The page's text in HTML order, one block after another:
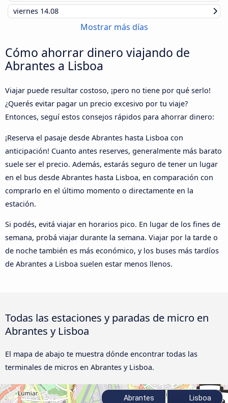
viernes 14.08
Mostrar más días
Cómo ahorrar dinero viajando de
Abrantes a Lisboa
Viajar puede resultar costoso, ¡pero no tiene por qué serlo!
¿Querés evitar pagar un precio excesivo por tu viaje?
Entonces, seguí estos consejos rápidos para ahorrar dinero:
¡Reserva el pasaje desde Abrantes hasta Lisboa con
anticipación! Cuanto antes reserves, generalmente más barato
suele ser el precio. Además, estarás seguro de tener un lugar
en el bus desde Abrantes hasta Lisboa, en comparación con
comprarlo en el último momento o directamente en la
estación.
Si podés, evitá viajar en horarios pico. En lugar de los fines de
semana, probá viajar durante la semana. Viajar por la tarde o
de noche también es más económico, y los buses más tardíos
de Abrantes a Lisboa suelen estar menos llenos.
Todas las estaciones y paradas de micro en
Abrantes y Lisboa
El mapa de abajo te muestra dónde encontrar todas las
terminales de micros en Abrantes y Lisboa.
Abrantes Lisboa